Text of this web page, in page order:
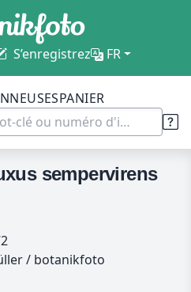
S’enregistrez FR
PANIER
sempervirens
/ botanikfoto